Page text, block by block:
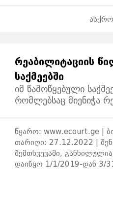
ᲠᲔᲐᲑᲘᲚᲘᲢᲐᲪᲘᲘᲡ
ᲡᲐᲥᲛᲔᲔᲑᲨᲘ
იმ წამოწყებული
რომლებსაც მიენიჭა
წყარო: www.ecourt.ge |
თარიღი: 27.12.2022 |
შემთხვევაში,
დაიწყო 1/1/2019-დან 3/